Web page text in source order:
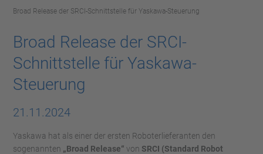
Broad Release der SRCI-Schnittstelle für Yaskawa-Steuerung
Broad Release der SRCI-
Schnittstelle für Yaskawa-
Steuerung
21.11.2024
Yaskawa hat als einer der ersten Roboterlieferanten den
sogenannten „Broad Release“ von SRCI (Standard Robot